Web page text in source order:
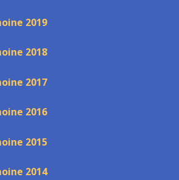
2019
2018
2017
2016
2015
2014